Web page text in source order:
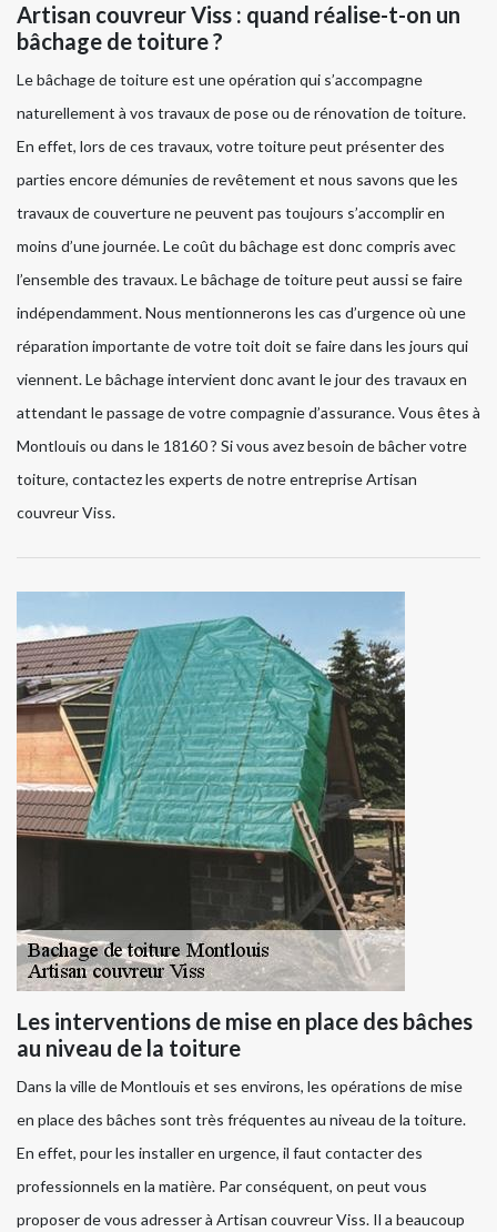
Artisan couvreur Viss : quand réalise-t-on un
bâchage de toiture ?
Le bâchage de toiture est une opération qui s’accompagne
naturellement à vos travaux de pose ou de rénovation de toiture.
En effet, lors de ces travaux, votre toiture peut présenter des
parties encore démunies de revêtement et nous savons que les
travaux de couverture ne peuvent pas toujours s’accomplir en
moins d’une journée. Le coût du bâchage est donc compris avec
l’ensemble des travaux. Le bâchage de toiture peut aussi se faire
indépendamment. Nous mentionnerons les cas d’urgence où une
réparation importante de votre toit doit se faire dans les jours qui
viennent. Le bâchage intervient donc avant le jour des travaux en
attendant le passage de votre compagnie d’assurance. Vous êtes à
Montlouis ou dans le 18160 ? Si vous avez besoin de bâcher votre
toiture, contactez les experts de notre entreprise Artisan
couvreur Viss.
Les interventions de mise en place des bâches
au niveau de la toiture
Dans la ville de Montlouis et ses environs, les opérations de mise
en place des bâches sont très fréquentes au niveau de la toiture.
En effet, pour les installer en urgence, il faut contacter des
professionnels en la matière. Par conséquent, on peut vous
proposer de vous adresser à Artisan couvreur Viss. Il a beaucoup